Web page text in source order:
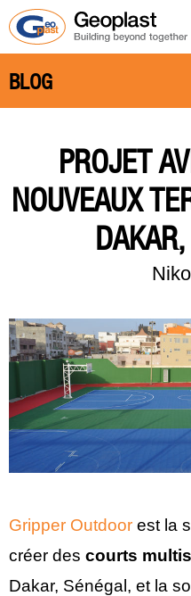
BLOG
PROJET
NOUVEAUX
Gripper Outdoor est la
créer des courts
Dakar, Sénégal, et la